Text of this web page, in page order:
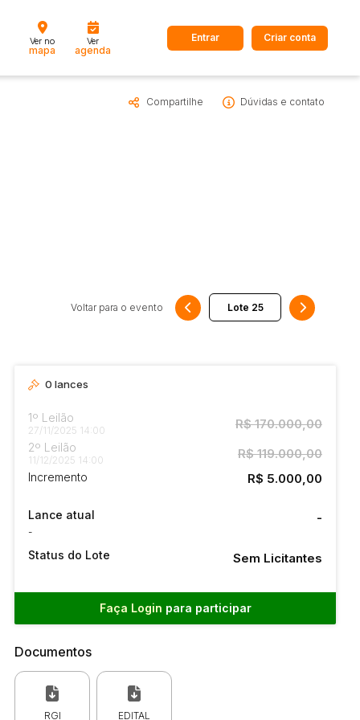
Cidade
Ver no
mapa
Ver
agenda
Entrar Criar conta
Compartilhe Dúvidas e contato
Voltar para o evento
0 lances
1º Leilão
27/11/2025 14:00 R$ 170.000,00
2º Leilão
11/12/2025 14:00 R$ 119.000,00
Incremento R$ 5.000,00
Lance atual
-
-
Status do Lote Sem Licitantes
Faça Login para participar
Documentos
RGI EDITAL